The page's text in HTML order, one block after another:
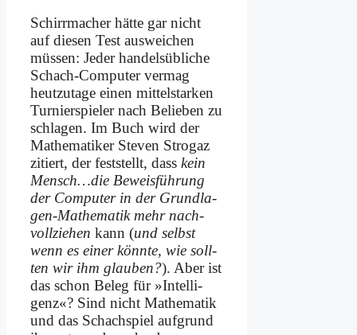
Schirr­ma­cher hät­te gar nicht
auf die­sen Test aus­wei­chen
müs­sen: Je­der han­dels­üb­li­che
Schach-Com­pu­ter ver­mag
heut­zu­ta­ge ei­nen mit­tel­star­ken
Tur­nier­spie­ler nach Be­lie­ben zu
schla­gen. Im Buch wird der
Ma­the­ma­ti­ker Ste­ven Stro­gaz
zi­tiert, der fest­stellt, dass kein
Mensch…die Be­weis­füh­rung
der Com­pu­ter in der Grund­la­
gen-Ma­the­ma­tik mehr nach­
voll­zie­hen kann (und selbst
wenn es ei­ner könn­te, wie soll­
ten wir ihm glau­ben?). Aber ist
das schon Be­leg für »In­tel­li­
genz«? Sind nicht Ma­the­ma­tik
und das Schach­spiel auf­grund